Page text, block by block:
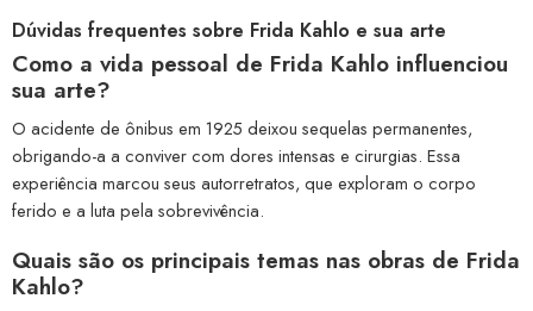
Dúvidas frequentes sobre Frida Kahlo e sua arte
Como a vida pessoal de Frida Kahlo influenciou
sua arte?
O acidente de ônibus em 1925 deixou sequelas permanentes,
obrigando-a a conviver com dores intensas e cirurgias. Essa
experiência marcou seus autorretratos, que exploram o corpo
ferido e a luta pela sobrevivência.
Quais são os principais temas nas obras de Frida
Kahlo?